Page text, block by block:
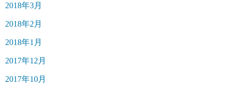
2018年3月
2018年2月
2018年1月
2017年12月
2017年10月